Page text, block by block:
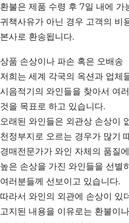
환불은 제품 수령 후 7일 내에 가
귀책사유가 아닌 경우 고객의 비
본사로 환송됩니다.
상품 손상이나 파손 혹은 오배송
저희는 세계 각국의 옥션과 업체
시음적기의 와인들을 찾아서 여
것을 목표로 하고 있습니다.
오래된 와인들은 외관상 손상이
천정부지로 오르는 경우가 많기
경매전문가가 와인 자체의 품질
높은 손상을 가진 와인들을 선별
여러분들께 선보이고 있습니다.
따라서 와인의 외관에 손상이 있
고지된 내용을 이유로는 환불이